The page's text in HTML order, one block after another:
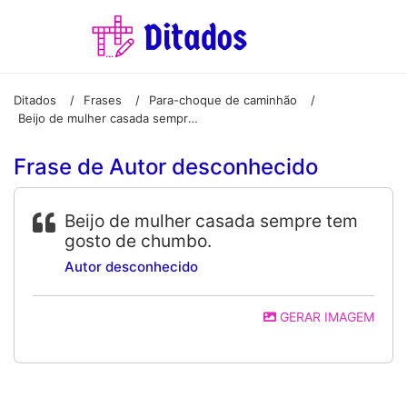
Ditados / Frases / Para-choque de caminhão
/
Beijo de mulher casada sempre tem gosto de chumbo.
Frase de Autor desconhecido
Beijo de mulher casada sempre tem
gosto de chumbo.
Autor desconhecido
GERAR IMAGEM